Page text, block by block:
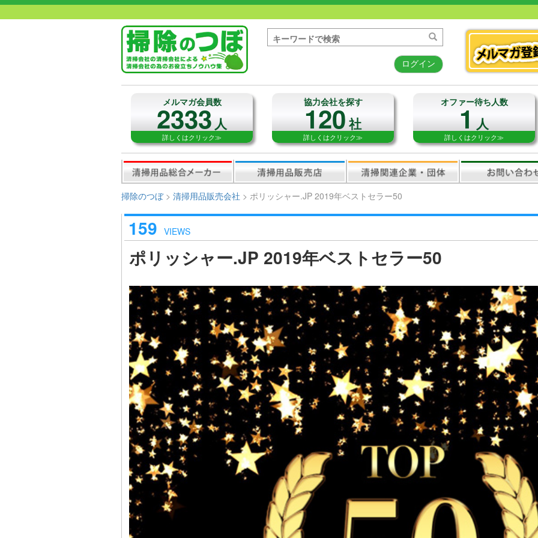
ログイン
メルマガ会員数
2333人
詳しくはクリック≫
協力会社を探す
120社
詳しくはクリック≫
オファー待ち人数
1人
詳しくはクリック≫
掃除のつぼ> 清掃用品販売会社 > ポリッシャー.JP 2019年ベストセラー50
159 VIEWS
ポリッシャー.JP 2019年ベストセラー50